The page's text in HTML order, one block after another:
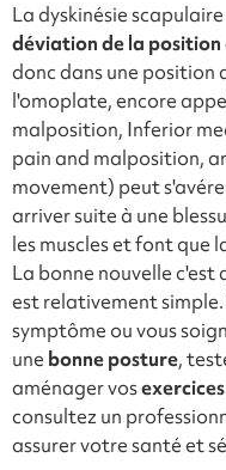
La dyskinésie
déviation de la position
donc dans une position
l'omoplate, encore
malposition, Inferior
pain and malposition,
movement) peut
arriver suite à une
les muscles et font que
La bonne nouvelle
est relativement
symptôme ou vous
une bonne posture,
aménager vos
consultez un
assurer votre santé et